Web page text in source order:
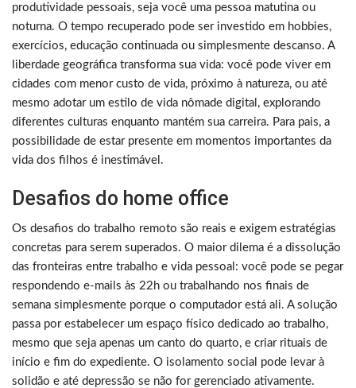
produtividade pessoais, seja você uma pessoa matutina ou
noturna. O tempo recuperado pode ser investido em hobbies,
exercícios, educação continuada ou simplesmente descanso. A
liberdade geográfica transforma sua vida: você pode viver em
cidades com menor custo de vida, próximo à natureza, ou até
mesmo adotar um estilo de vida nômade digital, explorando
diferentes culturas enquanto mantém sua carreira. Para pais, a
possibilidade de estar presente em momentos importantes da
vida dos filhos é inestimável.
Desafios do home office
Os desafios do trabalho remoto são reais e exigem estratégias
concretas para serem superados. O maior dilema é a dissolução
das fronteiras entre trabalho e vida pessoal: você pode se pegar
respondendo e-mails às 22h ou trabalhando nos finais de
semana simplesmente porque o computador está ali. A solução
passa por estabelecer um espaço físico dedicado ao trabalho,
mesmo que seja apenas um canto do quarto, e criar rituais de
início e fim do expediente. O isolamento social pode levar à
solidão e até depressão se não for gerenciado ativamente.